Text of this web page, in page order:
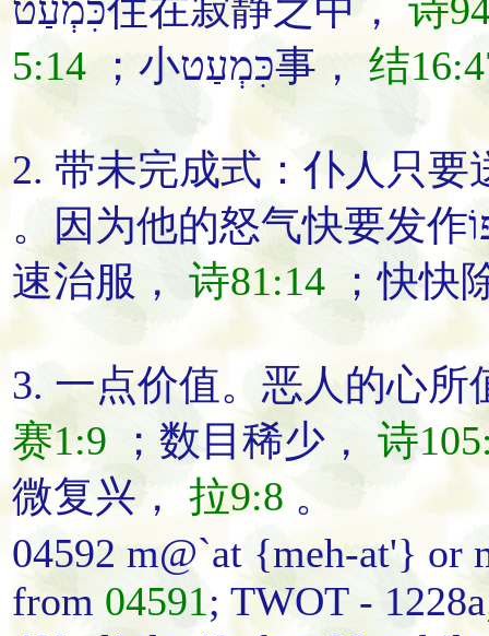
כִּמְעַט住在寂静之中 ， 诗
5:14 ； 小כִּמְעַט事 ， 结
2. 带未完成式： 仆人 只要
。
因为他的怒气快要发作
速治服 ， 诗81:14 ；快快
3. 一点价值。 恶人的心所
赛1:9 ； 数目 稀少 ， 诗
微复兴， 拉9:8 。
04592 m@`at {meh-at'} or
from 04591; TWOT -